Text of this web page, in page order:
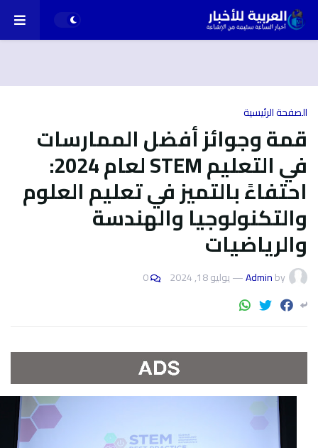
الصفحة الرئيسية
قمة وجوائز أفضل الممارسات
في التعليم STEM لعام 2024:
احتفاءً بالتميز في تعليم العلوم
والتكنولوجيا والهندسة
والرياضيات
by
Admin
—يوليو 18, 2024 0